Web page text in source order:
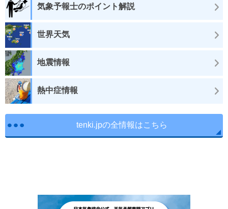
気象予報士のポイント解説
世界天気
地震情報
熱中症情報
tenki.jpの全情報はこちら